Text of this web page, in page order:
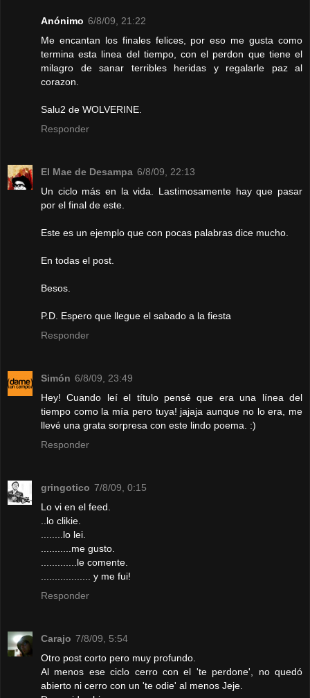
Anónimo 6/8/09, 21:22
Me encantan los finales felices, por eso me gusta como
termina esta linea del tiempo, con el perdon que tiene el
milagro de sanar terribles heridas y regalarle paz al
corazon.
Salu2 de WOLVERINE.
Responder
El Mae de Desampa 6/8/09, 22:13
Un ciclo más en la vida. Lastimosamente hay que pasar
por el final de este.
Este es un ejemplo que con pocas palabras dice mucho.
En todas el post.
Besos.
P.D. Espero que llegue el sabado a la fiesta
Responder
Simón 6/8/09, 23:49
Hey! Cuando leí el título pensé que era una línea del
tiempo como la mía pero tuya! jajaja aunque no lo era, me
llevé una grata sorpresa con este lindo poema. :)
Responder
gringotico 7/8/09, 0:15
Lo vi en el feed.
..lo clikie.
........lo lei.
...........me gusto.
.............le comente.
.................. y me fui!
Responder
Carajo 7/8/09, 5:54
Otro post corto pero muy profundo.
Al menos ese ciclo cerro con el 'te perdone', no quedó
abierto ni cerro con un 'te odie' al menos Jeje.